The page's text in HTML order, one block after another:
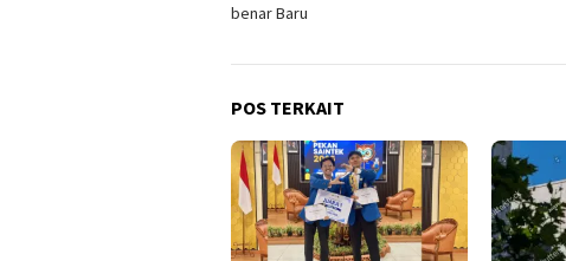
benar Baru
POS TERKAIT